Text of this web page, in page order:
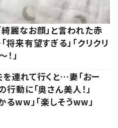
麗なお顔」と言われた赤
来有望すぎる」「クリクリ
」
連れて行くと…妻「おー
行動に「奥さん美人！」
るww」「楽しそうww」